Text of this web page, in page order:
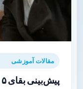
مقالات آموزشی